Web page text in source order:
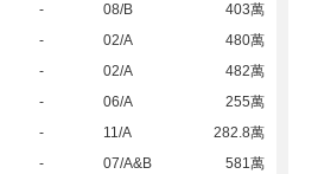
- 08/B
403萬
- 02/A
480萬
- 02/A
482萬
- 06/A
255萬
- 11/A
282.8萬
- 07/A&B
581萬